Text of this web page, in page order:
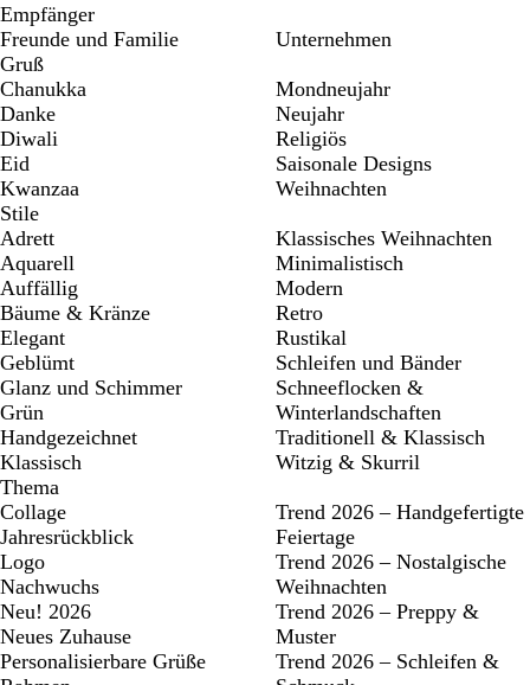
Empfänger
Freunde und Familie
Unternehmen
Gruß
Chanukka
Danke
Diwali
Eid
Kwanzaa
Mondneujahr
Neujahr
Religiös
Saisonale Designs
Weihnachten
Stile
Adrett
Aquarell
Auffällig
Bäume & Kränze
Elegant
Geblümt
Glanz und Schimmer
Grün
Handgezeichnet
Klassisch
Klassisches Weihnachten
Minimalistisch
Modern
Retro
Rustikal
Schleifen und Bänder
Schneeflocken &
Winterlandschaften
Traditionell & Klassisch
Witzig & Skurril
Thema
Collage
Jahresrückblick
Logo
Nachwuchs
Neu! 2026
Neues Zuhause
Personalisierbare Grüße
Trend 2026 – Handgefertigte
Feiertage
Trend 2026 – Nostalgische
Weihnachten
Trend 2026 – Preppy &
Muster
Trend 2026 – Schleifen &